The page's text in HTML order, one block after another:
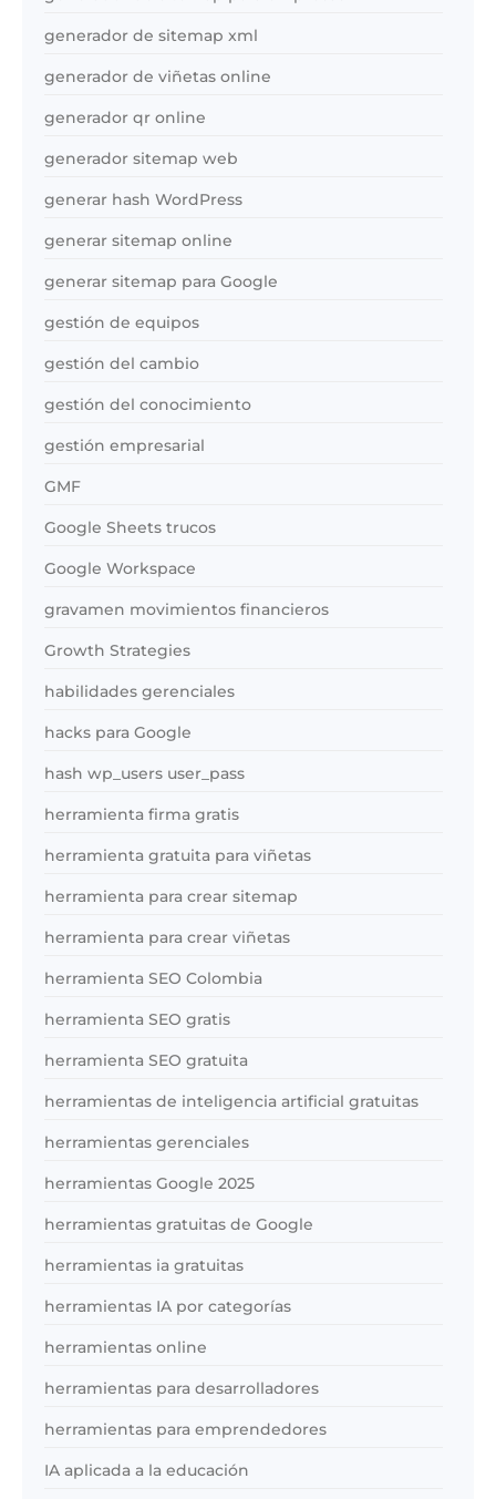
generador de sitemap xml
generador de viñetas online
generador qr online
generador sitemap web
generar hash WordPress
generar sitemap online
generar sitemap para Google
gestión de equipos
gestión del cambio
gestión del conocimiento
gestión empresarial
GMF
Google Sheets trucos
Google Workspace
gravamen movimientos financieros
Growth Strategies
habilidades gerenciales
hacks para Google
hash wp_users user_pass
herramienta firma gratis
herramienta gratuita para viñetas
herramienta para crear sitemap
herramienta para crear viñetas
herramienta SEO Colombia
herramienta SEO gratis
herramienta SEO gratuita
herramientas de inteligencia artificial gratuitas
herramientas gerenciales
herramientas Google 2025
herramientas gratuitas de Google
herramientas ia gratuitas
herramientas IA por categorías
herramientas online
herramientas para desarrolladores
herramientas para emprendedores
IA aplicada a la educación